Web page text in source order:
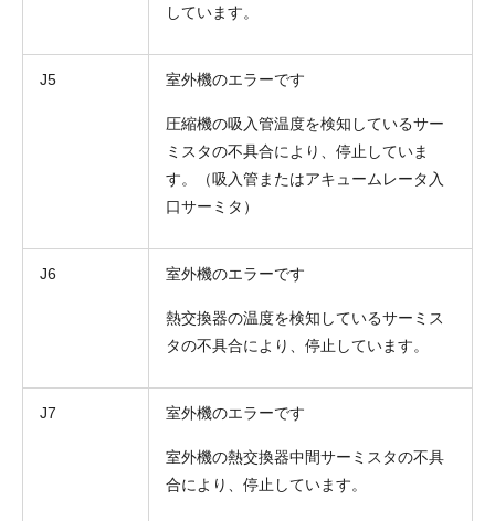
しています。
J5 室外機のエラーです
圧縮機の吸入管温度を検知しているサー
ミスタの不具合により、停止していま
す。（吸入管またはアキュームレータ入
口サーミタ）
J6 室外機のエラーです
熱交換器の温度を検知しているサーミス
タの不具合により、停止しています。
J7 室外機のエラーです
室外機の熱交換器中間サーミスタの不具
合により、停止しています。